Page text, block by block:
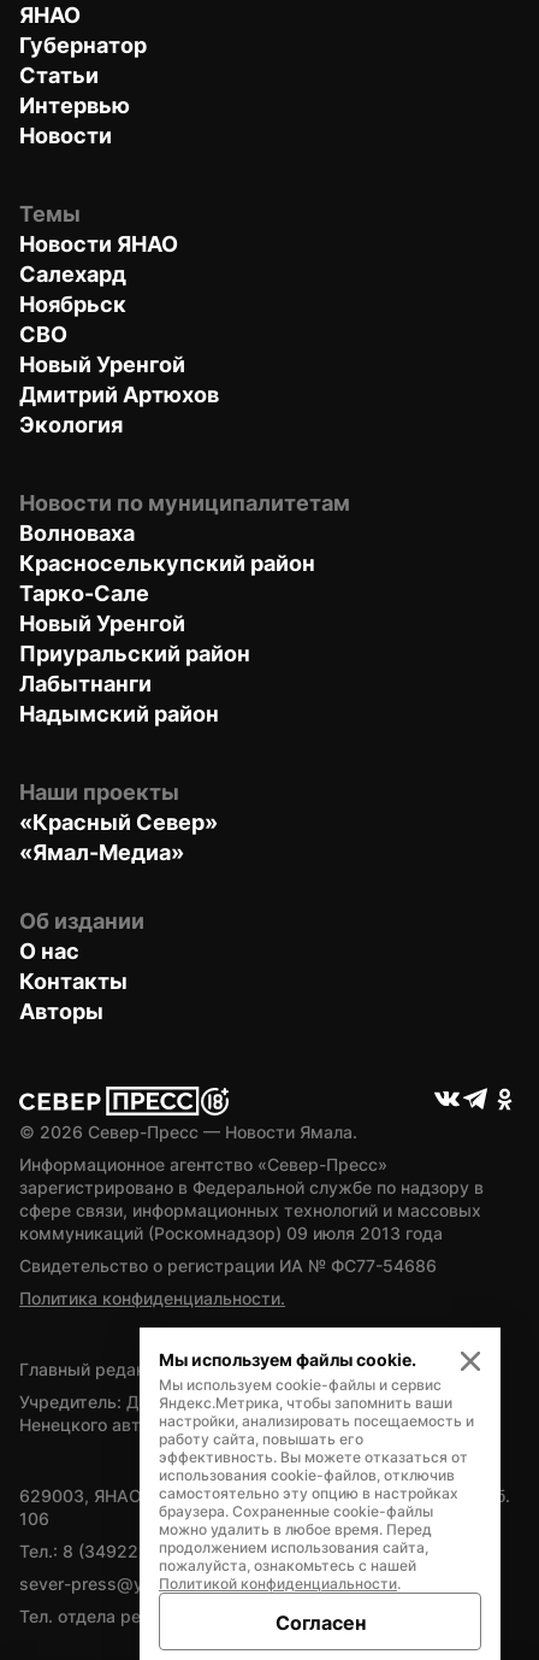
ЯНАО
Губернатор
Статьи
Интервью
Новости
Темы
Новости ЯНАО
Салехард
Ноябрьск
СВО
Новый Уренгой
Дмитрий Артюхов
Экология
Новости по муниципалитетам
Волноваха
Красноселькупский район
Тарко-Сале
Новый Уренгой
Приуральский район
Лабытнанги
Надымский район
Наши проекты
«Красный Север»
«Ямал-Медиа»
Об издании
О нас
Контакты
Авторы
© 2026 Север-Пресс — Новости Ямала.
Информационное агентство «Север-Пресс»
зарегистрировано в Федеральной службе по надзору в
сфере связи, информационных технологий и массовых
коммуникаций (Роскомнадзор) 09 июля 2013 года
Свидетельство о регистрации ИА № ФС77-54686
Политика конфиденциальности.
Главный редактор — А.Л. Поздеев
Учредитель: Департамент внутренней политики Ямало-
Ненецкого автономного округа
629003, ЯНАО, Салехард, мкр. Богдана Кнунянца, д.1, каб.
106
Тел.: 8 (34922) 71262
sever-press@yamal-media.ru
Тел. отдела рекламы: 8 (34922) 42728
Мы используем файлы cookie.
Мы используем cookie-файлы и сервис
Яндекс.Метрика, чтобы запомнить ваши
настройки, анализировать посещаемость и
работу сайта, повышать его
эффективность. Вы можете отказаться от
использования cookie-файлов, отключив
самостоятельно эту опцию в настройках
браузера. Сохраненные cookie-файлы
можно удалить в любое время. Перед
продолжением использования сайта,
пожалуйста, ознакомьтесь с нашей
Политикой конфиденциальности.
Согласен